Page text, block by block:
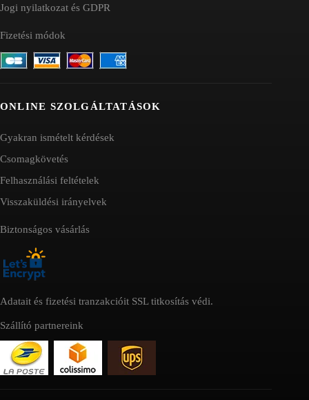
Jogi nyilatkozat és GDPR
Fizetési módok
ONLINE SZOLGÁLTATÁSOK
Gyakran ismételt kérdések
Csomagkövetés
Felhasználási feltételek
Visszaküldési irányelvek
Biztonságos vásárlás
Adatait és fizetési tranzakcióit SSL titkosítás védi.
Szállító partnereink